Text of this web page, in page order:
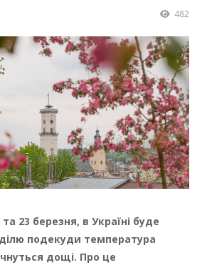
482
23 березня, в Україні буде
подекуди температура
дощі. Про це